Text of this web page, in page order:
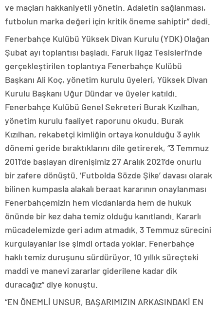
ve maçları hakkaniyetli yönetin. Adaletin sağlanması,
futbolun marka değeri için kritik öneme sahiptir” dedi.
Fenerbahçe Kulübü Yüksek Divan Kurulu (YDK) Olağan
Şubat ayı toplantısı başladı. Faruk Ilgaz Tesisleri’nde
gerçekleştirilen toplantıya Fenerbahçe Kulübü
Başkanı Ali Koç, yönetim kurulu üyeleri, Yüksek Divan
Kurulu Başkanı Uğur Dündar ve üyeler katıldı.
Fenerbahçe Kulübü Genel Sekreteri Burak Kızılhan,
yönetim kurulu faaliyet raporunu okudu. Burak
Kızılhan, rekabetçi kimliğin ortaya konulduğu 3 aylık
dönemi geride bıraktıklarını dile getirerek, “3 Temmuz
2011’de başlayan direnişimiz 27 Aralık 2021’de onurlu
bir zafere dönüştü. ‘Futbolda Sözde Şike’ davası olarak
bilinen kumpasla alakalı beraat kararının onaylanması
Fenerbahçemizin hem vicdanlarda hem de hukuk
önünde bir kez daha temiz olduğu kanıtlandı. Kararlı
mücadelemizde geri adım atmadık. 3 Temmuz sürecini
kurgulayanlar ise şimdi ortada yoklar. Fenerbahçe
haklı temiz duruşunu sürdürüyor. 10 yıllık süreçteki
maddi ve manevi zararlar giderilene kadar dik
duracağız” diye konuştu.
“EN ÖNEMLİ UNSUR, BAŞARIMIZIN ARKASINDAKİ EN